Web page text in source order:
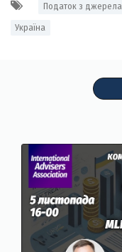
Податок з джерела
Україна